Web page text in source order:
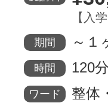
【入
期間 ～１
時間 120分
ワード
整体